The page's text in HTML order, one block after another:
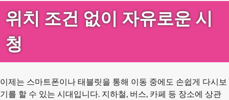
위치 조건 없이 자유로운 시
청
이제는 스마트폰이나 태블릿을 통해 이동 중에도 손쉽게 다시보
기를 할 수 있는 시대입니다. 지하철, 버스, 카페 등 장소에 상관